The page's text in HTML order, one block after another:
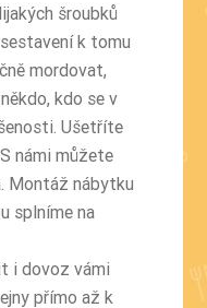
šroubků
k tomu
mordovat,
kdo se v
Ušetříte
námi můžete
Montáž nábytku
splníme na
i dovoz vámi
přímo až k